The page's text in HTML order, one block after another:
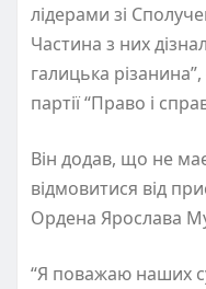
лідерами зі
Частина з них
галицька
партії “Право і
Він додав, що не
відмовитися від
Ордена Ярослава
“Я поважаю наших